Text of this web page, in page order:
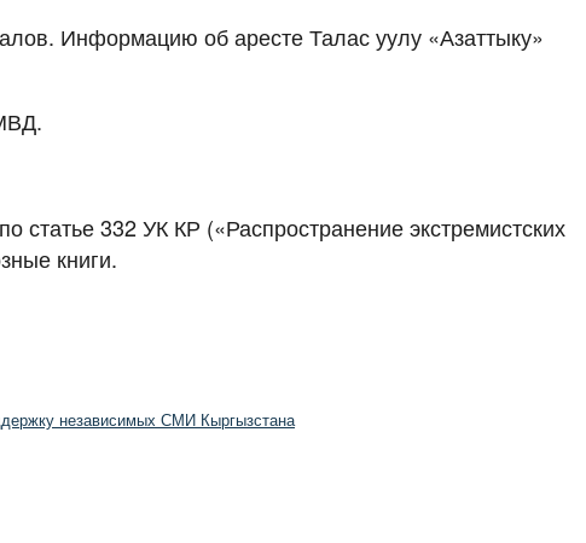
Информацию об аресте Талас уулу «Азаттыку»
статье 332 УК КР («Распространение экстремистских
книги.
независимых СМИ Кыргызстана